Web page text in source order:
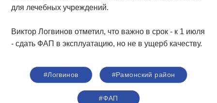
для лечебных учреждений.
Виктор Логвинов отметил, что важно в срок - к 1 июля
- сдать ФАП в эксплуатацию, но не в ущерб качеству.
#Логвинов #Рамонский район
#ФАП